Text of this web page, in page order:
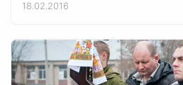
18.02.2016